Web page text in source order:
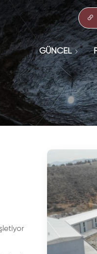
GÜNCEL